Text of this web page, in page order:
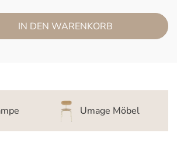
IN DEN WARENKORB
Umage Möbel